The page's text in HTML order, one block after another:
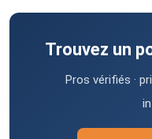
Trouvez un
Pros vérifiés ·